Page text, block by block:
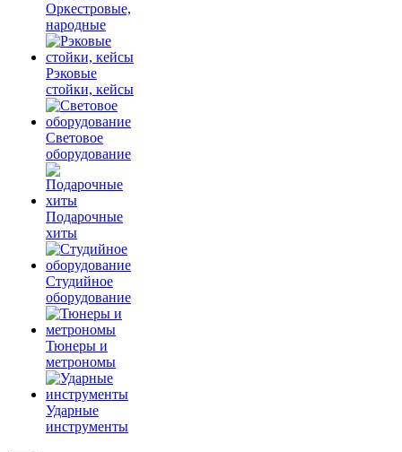
Оркестровые,
народные
Рэковые
стойки, кейсы
Световое
оборудование
Подарочные
хиты
Студийное
оборудование
Тюнеры и
метрономы
Ударные
инструменты